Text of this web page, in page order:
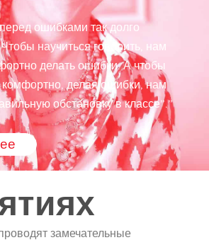
ошибками так долго
научиться говорить, нам
делать ошибки. А чтобы
комфортно, делая ошибки, нам
обстановку в классе”.”
замечательные